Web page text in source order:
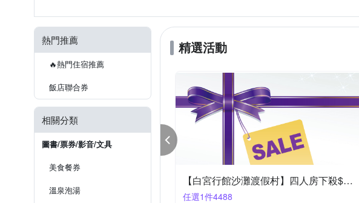
熱門推薦
🔥熱門住宿推薦
飯店聯合券
相關分類
圖書/票券/影音/文具
美食餐券
溫泉泡湯
精選活動
【白宮行館沙灘渡假村】四人房下殺$4488
任選1件4488